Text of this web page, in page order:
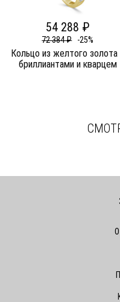
54 288 ₽
72 384 ₽ -25%
Кольцо из желтого золота
бриллиантами и кварцем